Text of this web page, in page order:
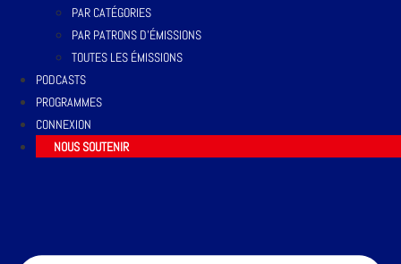
PAR CATÉGORIES
PAR PATRONS D’ÉMISSIONS
TOUTES LES ÉMISSIONS
PODCASTS
PROGRAMMES
CONNEXION
NOUS SOUTENIR